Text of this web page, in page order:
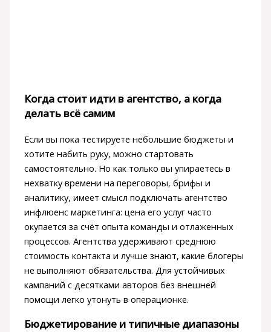
Когда стоит идти в агентство, а когда
делать всё самим
Если вы пока тестируете небольшие бюджеты и
хотите набить руку, можно стартовать
самостоятельно. Но как только вы упираетесь в
нехватку времени на переговоры, брифы и
аналитику, имеет смысл подключать агентство
инфлюенс маркетинга: цена его услуг часто
окупается за счёт опыта команды и отлаженных
процессов. Агентства удерживают среднюю
стоимость контакта и лучше знают, какие блогеры
не выполняют обязательства. Для устойчивых
кампаний с десятками авторов без внешней
помощи легко утонуть в операционке.
Бюджетирование и типичные диапазоны